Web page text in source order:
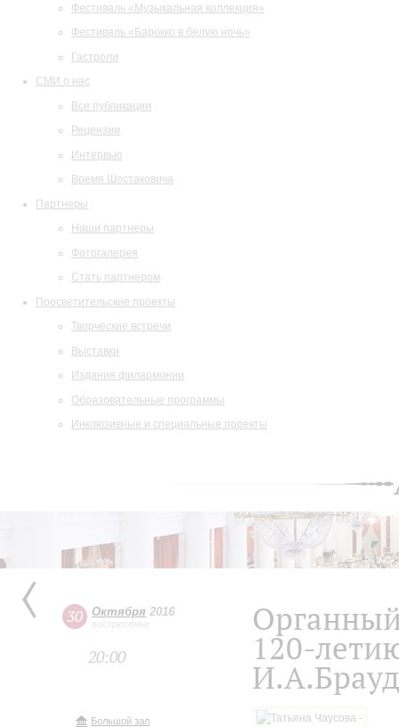
Фестиваль «Музыкальная коллекция»
Фестиваль «Барокко в белую ночь»
Гастроли
СМИ о нас
Все публикации
Рецензии
Интервью
Время Шостаковича
Партнеры
Наши партнеры
Фотогалерея
Стать партнером
Просветительские проекты
Творческие встречи
Выставки
Издания филармонии
Образовательные программы
Инклюзивные и специальные проекты
30 Октября 2016
воскресенье
20:00
Большой зал
120-